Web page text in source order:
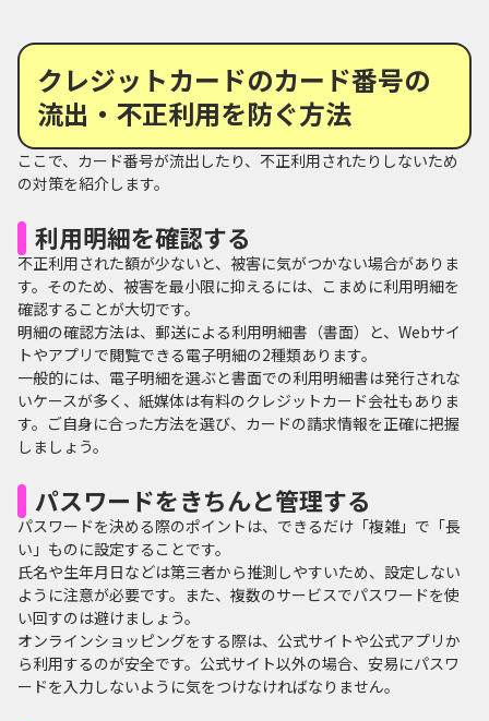
クレジットカードのカード番号の
流出・不正利用を防ぐ方法
ここで、カード番号が流出したり、不正利用されたりしないため
の対策を紹介します。
利用明細を確認する
不正利用された額が少ないと、被害に気がつかない場合がありま
す。そのため、被害を最小限に抑えるには、こまめに利用明細を
確認することが大切です。
明細の確認方法は、郵送による利用明細書（書面）と、Webサイ
トやアプリで閲覧できる電子明細の2種類あります。
一般的には、電子明細を選ぶと書面での利用明細書は発行されな
いケースが多く、紙媒体は有料のクレジットカード会社もありま
す。ご自身に合った方法を選び、カードの請求情報を正確に把握
しましょう。
パスワードをきちんと管理する
パスワードを決める際のポイントは、できるだけ「複雑」で「長
い」ものに設定することです。
氏名や生年月日などは第三者から推測しやすいため、設定しない
ように注意が必要です。また、複数のサービスでパスワードを使
い回すのは避けましょう。
オンラインショッピングをする際は、公式サイトや公式アプリか
ら利用するのが安全です。公式サイト以外の場合、安易にパスワ
ードを入力しないように気をつけなければなりません。